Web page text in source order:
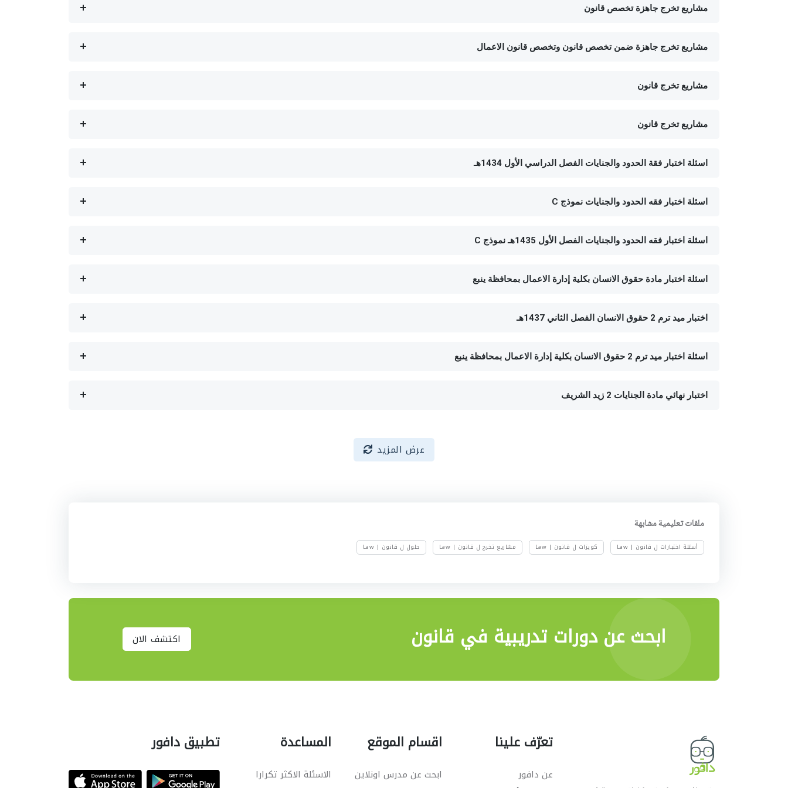
مشاريع تخرج جاهزة تخصص قانون
مشاريع تخرج جاهزة ضمن تخصص قانون وتخصص قانون الاعمال
مشاريع تخرج قانون
مشاريع تخرج قانون
اسئلة اختبار فقة الحدود والجنايات الفصل الدراسي الأول 1434هـ
اسئلة اختبار فقه الحدود والجنايات نموذج C
اسئلة اختبار فقه الحدود والجنايات الفصل الأول 1435هـ نموذج C
اسئلة اختبار مادة حقوق الانسان بكلية إدارة الاعمال بمحافظة ينبع
اختبار ميد ترم 2 حقوق الانسان الفصل الثاني 1437هـ
اسئلة اختبار ميد ترم 2 حقوق الانسان بكلية إدارة الاعمال بمحافظة ينبع
اختبار نهائي مادة الجنايات 2 زيد الشريف
عرض المزيد
ملفات تعليمية مشابهة
أسئلة اختبارات ل قانون | Law كويزات ل قانون | Law مشاريع تخرج ل قانون | Law حلول ل قانون | Law
ابحث عن دورات تدريبية في قانون اكتشف الان
تعرّف علينا
عن دافور
اقسام الموقع
ابحث عن مدرس اونلاين
المساعدة
الاسئلة الاكثر تكرارا
تطبيق دافور